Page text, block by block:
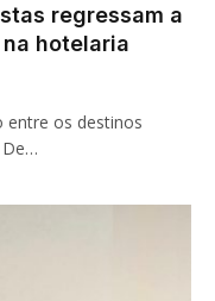
regressam a
hotelaria
entre os destinos
De…